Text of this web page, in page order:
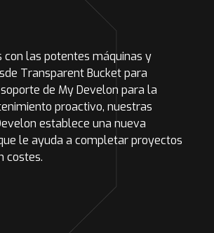
las potentes máquinas y
Transparent Bucket para
de My Develon para la
proactivo, nuestras
establece una nueva
le ayuda a completar proyectos
costes.